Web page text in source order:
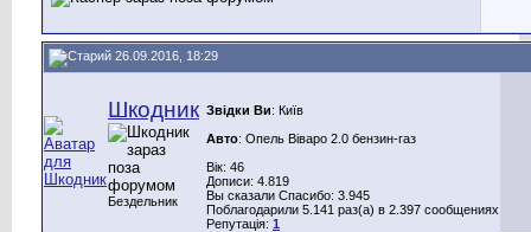
26.09.2016, 18:29
Шкодник
Бездельник
Звідки Ви: Київ
Авто: Опель Віваро 2.0 бензин-газ
Вік: 46
Дописи: 4.819
Вы сказали Спасибо: 3.945
Поблагодарили 5.141 раз(а) в 2.397 сообщениях
Репутація: 1